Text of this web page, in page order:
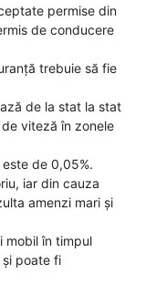
permise din
de conducere
trebuie să fie
de la stat la stat
viteză în zonele
de 0,05%.
iar din cauza
amenzi mari și
mobil în timpul
poate fi